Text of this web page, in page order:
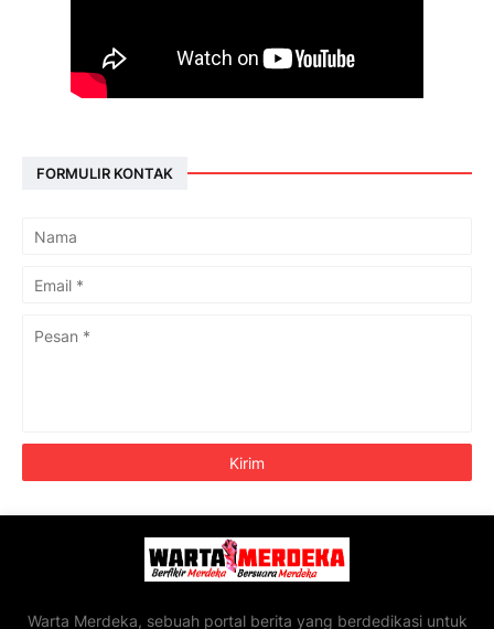
FORMULIR KONTAK
Warta Merdeka, sebuah portal berita yang berdedikasi untuk